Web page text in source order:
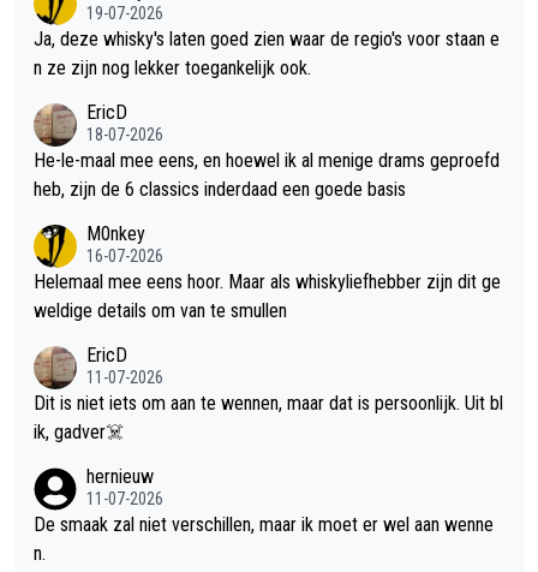
19-07-2026
Ja, deze whisky's laten goed zien waar de regio's voor staan e
n ze zijn nog lekker toegankelijk ook.
EricD
18-07-2026
He-le-maal mee eens, en hoewel ik al menige drams geproefd
heb, zijn de 6 classics inderdaad een goede basis
M0nkey
16-07-2026
Helemaal mee eens hoor. Maar als whiskyliefhebber zijn dit ge
weldige details om van te smullen
EricD
11-07-2026
Dit is niet iets om aan te wennen, maar dat is persoonlijk. Uit bl
ik, gadver☠️
hernieuw
11-07-2026
De smaak zal niet verschillen, maar ik moet er wel aan wenne
n.